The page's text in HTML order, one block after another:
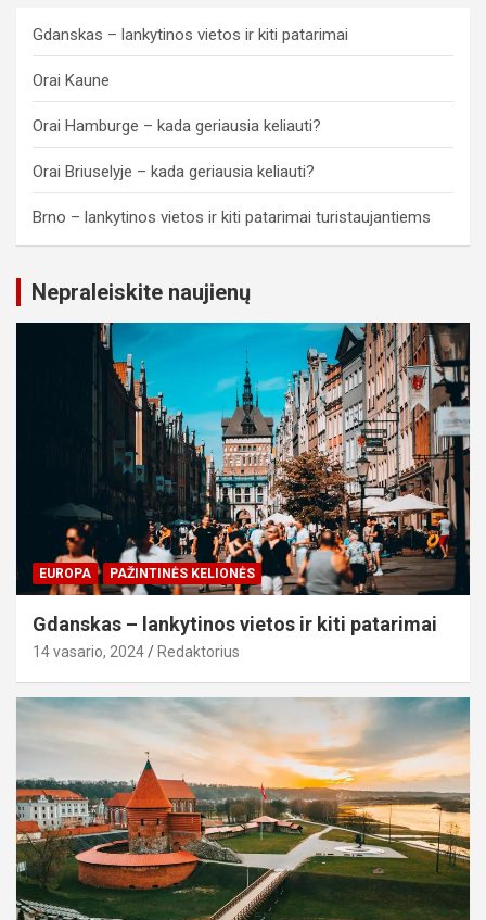
Gdanskas – lankytinos vietos ir kiti patarimai
Orai Kaune
Orai Hamburge – kada geriausia keliauti?
Orai Briuselyje – kada geriausia keliauti?
Brno – lankytinos vietos ir kiti patarimai turistaujantiems
Nepraleiskite naujienų
EUROPA PAŽINTINĖS KELIONĖS
Gdanskas – lankytinos vietos ir kiti patarimai
14 vasario, 2024 Redaktorius